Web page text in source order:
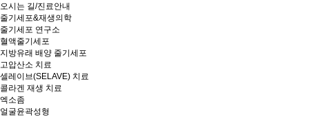
오시는 길/진료안내
줄기세포&재생의학
줄기세포 연구소
혈액줄기세포
지방유래 배양 줄기세포
고압산소 치료
셀레이브(SELAVE) 치료
콜라겐 재생 치료
엑소좀
얼굴윤곽성형